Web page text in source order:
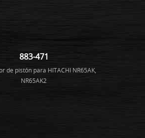
883-471
de pistón para HITACHI NR65AK,
NR65AK2